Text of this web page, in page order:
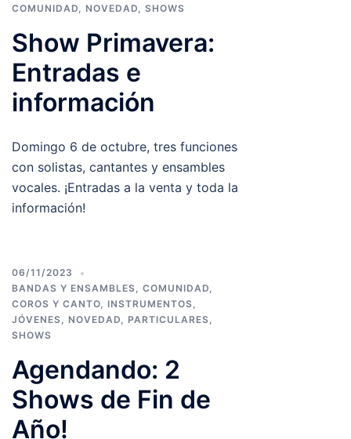
COMUNIDAD, NOVEDAD, SHOWS
Show Primavera:
Entradas e
información
Domingo 6 de octubre, tres funciones
con solistas, cantantes y ensambles
vocales. ¡Entradas a la venta y toda la
información!
06/11/2023
BANDAS Y ENSAMBLES, COMUNIDAD,
COROS Y CANTO, INSTRUMENTOS,
JÓVENES, NOVEDAD, PARTICULARES,
SHOWS
Agendando: 2
Shows de Fin de
Año!